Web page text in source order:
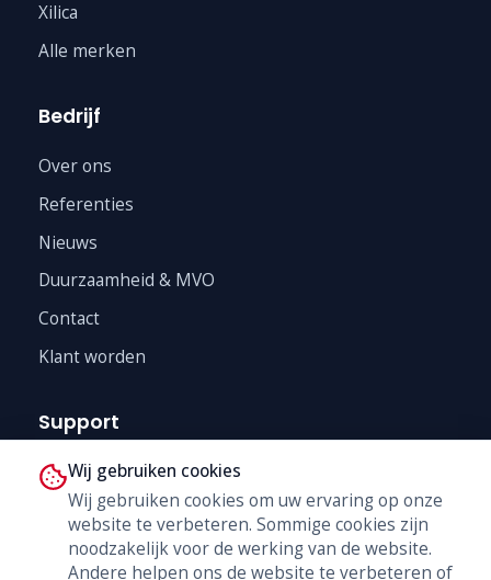
Xilica
Alle merken
Bedrijf
Over ons
Referenties
Nieuws
Duurzaamheid & MVO
Contact
Klant worden
Support
Technische Dienst
Trainingen
B2B Shop
Wij gebruiken cookies
Wij gebruiken cookies om uw ervaring op onze
website te verbeteren. Sommige cookies zijn
noodzakelijk voor de werking van de website.
Andere helpen ons de website te verbeteren of